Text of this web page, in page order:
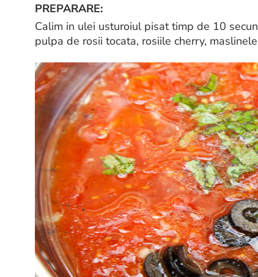
PREPARARE:
Calim in ulei usturoiul pisat timp de 10
pulpa de rosii tocata, rosiile cherry,